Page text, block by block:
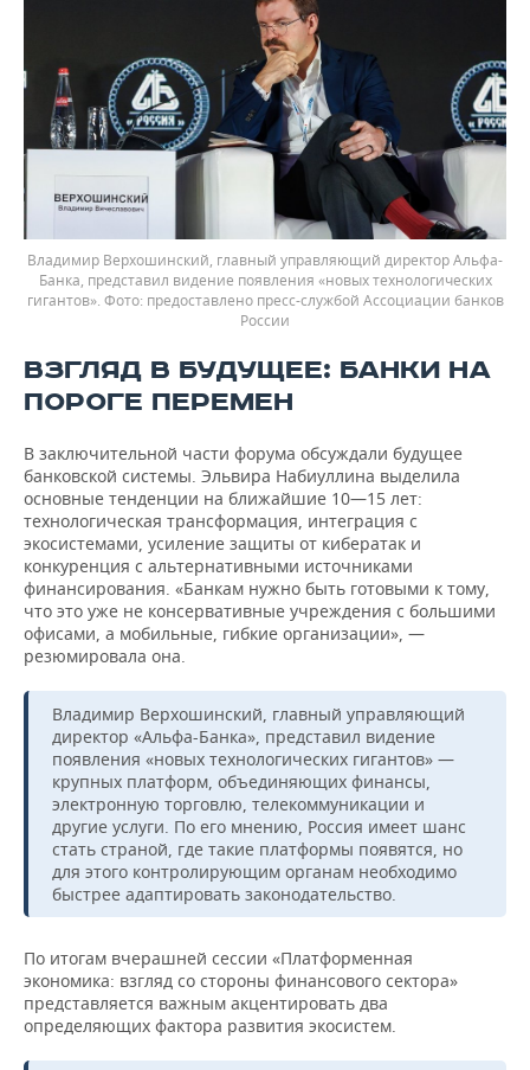
Владимир Верхошинский, главный управляющий директор Альфа-
Банка, представил видение появления «новых технологических
гигантов».
предоставлено пресс-службой Ассоциации банков
России
ВЗГЛЯД В БУДУЩЕЕ: БАНКИ НА
ПОРОГЕ ПЕРЕМЕН
В заключительной части форума обсуждали будущее
банковской системы. Эльвира Набиуллина выделила
основные тенденции на ближайшие 10—15 лет:
технологическая трансформация, интеграция с
экосистемами, усиление защиты от кибератак и
конкуренция с альтернативными источниками
финансирования. «Банкам нужно быть готовыми к тому,
что это уже не консервативные учреждения с большими
офисами, а мобильные, гибкие организации», —
резюмировала она.
Владимир Верхошинский, главный управляющий
директор «Альфа-Банка», представил видение
появления «новых технологических гигантов» —
крупных платформ, объединяющих финансы,
электронную торговлю, телекоммуникации и
другие услуги. По его мнению, Россия имеет шанс
стать страной, где такие платформы появятся, но
для этого контролирующим органам необходимо
быстрее адаптировать законодательство.
По итогам вчерашней сессии «Платформенная
экономика: взгляд со стороны финансового сектора»
представляется важным акцентировать два
определяющих фактора развития экосистем.